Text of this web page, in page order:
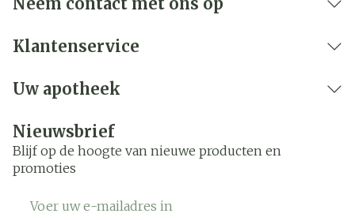
Klantenservice
Uw apotheek
Nieuwsbrief
Blijf op de hoogte van nieuwe producten en
promoties